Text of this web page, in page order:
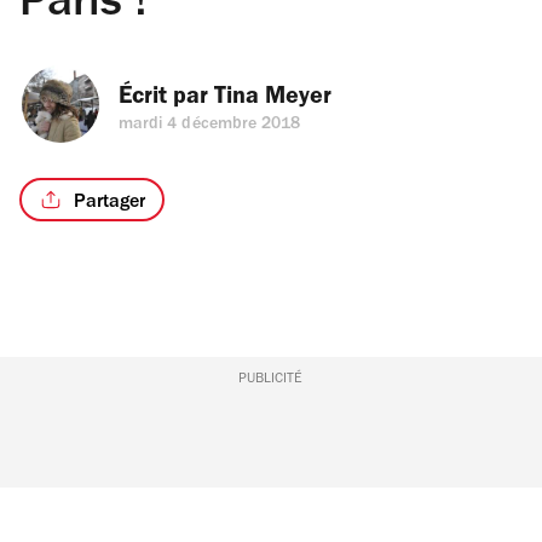
Écrit par Tina Meyer
mardi 4 décembre 2018
Partager
PUBLICITÉ